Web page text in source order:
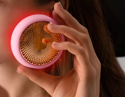
Mina enheter
Mina beställningar
Mina adresser
Mina prenumerationer
Elixir
Set
Español
Português
Русский
繁體中文